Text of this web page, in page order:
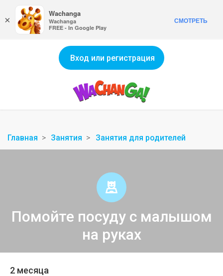
Вход или регистрация
Главная Занятия Занятия для родителей
Помойте посуду с малышом
на руках
2 месяца
×
Wachanga
Wachanga
FREE - In Google Play
СМОТРЕТЬ